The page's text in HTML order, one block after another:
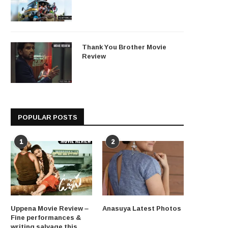
Thank You Brother Movie
Review
POPULAR POSTS
1
Uppena Movie Review –
Fine performances &
2
Anasuya Latest Photos